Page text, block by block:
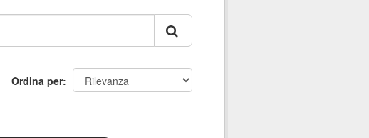
Ordina per